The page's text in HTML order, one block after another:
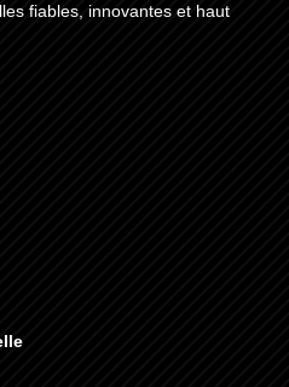
fiables, innovantes et haut